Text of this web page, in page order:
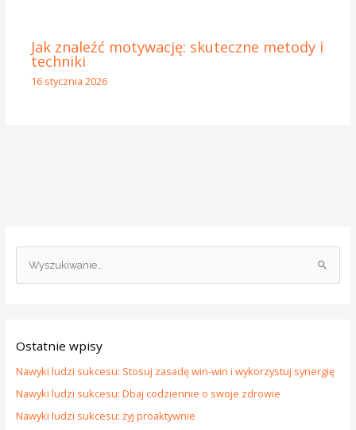
Jak znaleźć motywację: skuteczne metody i
techniki
16 stycznia 2026
z
a
j
Ostatnie wpisy
Nawyki ludzi sukcesu: Stosuj zasadę win-win i wykorzystuj synergię
Nawyki ludzi sukcesu: Dbaj codziennie o swoje zdrowie
Nawyki ludzi sukcesu: żyj proaktywnie